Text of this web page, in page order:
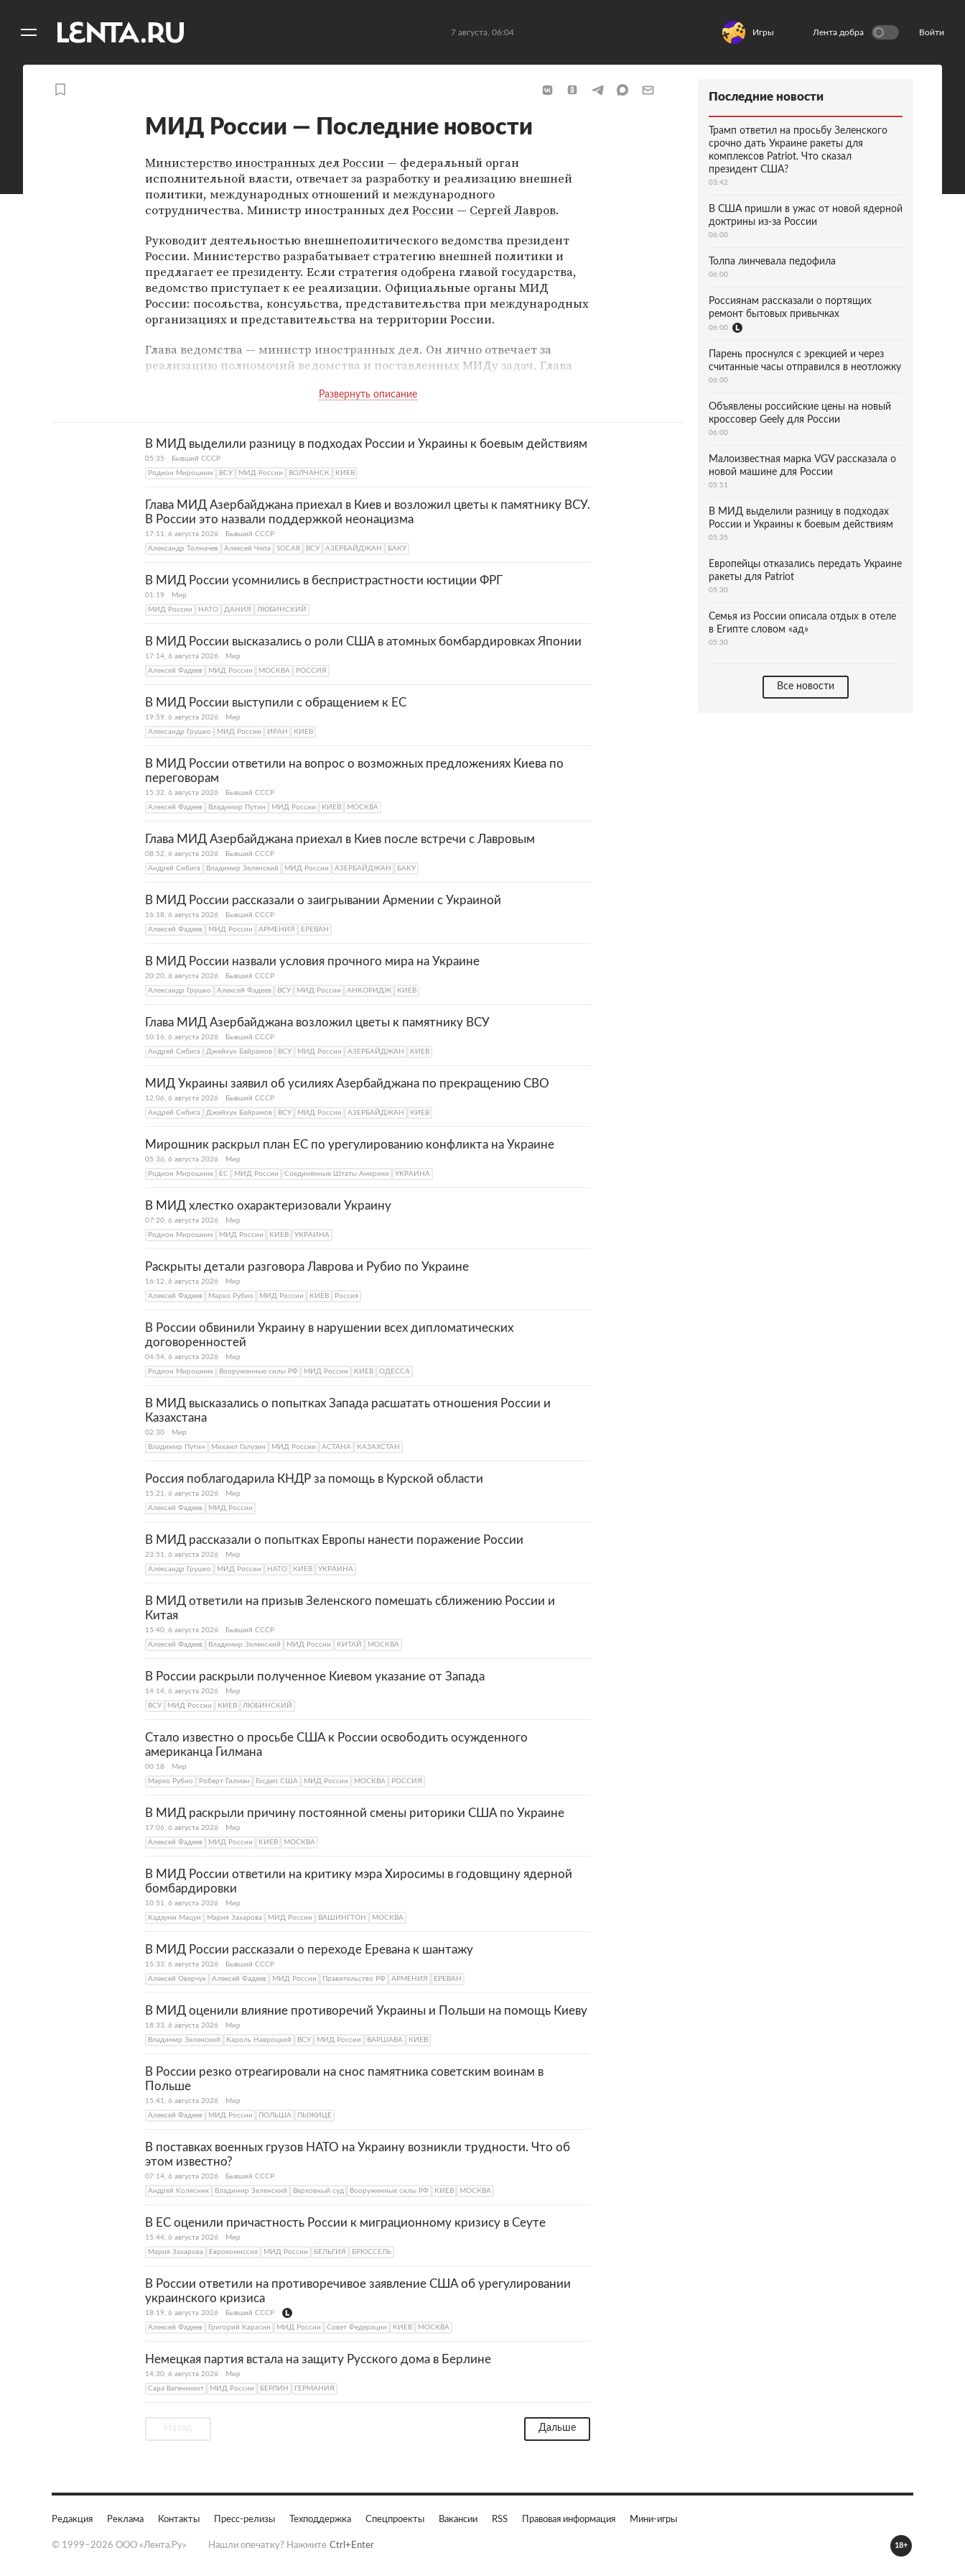
7 августа, 06:04 Игры Лента добра Войти
МИД России — Последние новости
Министерство иностранных дел России — федеральный орган
исполнительной власти, отвечает за разработку и реализацию внешней
политики, международных отношений и международного
сотрудничества. Министр иностранных делРоссии — Сергей Лавров.
Руководит деятельностью внешнеполитического ведомства президент
России. Министерство разрабатывает стратегию внешней политики и
предлагает ее президенту. Если стратегия одобрена главой государства,
ведомство приступает к ее реализации. Официальные органы МИД
России: посольства, консульства, представительства при международных
организациях и представительства на территории России.
Глава ведомства — министр иностранных дел. Он лично отвечает за
реализацию полномочий ведомства и поставленных МИДу задач. Глава
многосторонних переговорах, подписывает международные договоры.
В МИД выделили разницу в подходах России и Украины к боевым действиям
05:35
Бывший СССР
Родион Мирошник
ВСУ МИД России ВОЛЧАНСК КИЕВ
Глава МИД Азербайджана приехал в Киев и возложил цветы к памятнику ВСУ.
В России это назвали поддержкой неонацизма
17:11, 6 августа 2026
Бывший СССР
Александр Толмачев
Алексей Чепа SOCAR ВСУ АЗЕРБАЙДЖАН БАКУ
В МИД России усомнились в беспристрастности юстиции ФРГ
01:19
Мир
МИД России
НАТО ДАНИЯ ЛЮБИНСКИЙ
В МИД России высказались о роли США в атомных бомбардировках Японии
17:14, 6 августа 2026
Мир
Алексей Фадеев
МИД России МОСКВА РОССИЯ
В МИД России выступили с обращением к ЕС
19:59, 6 августа 2026
Мир
Александр Грушко
МИД России ИРАН КИЕВ
В МИД России ответили на вопрос о возможных предложениях Киева по
переговорам
15:32, 6 августа 2026
Бывший СССР
Алексей Фадеев
Владимир Путин МИД России КИЕВ МОСКВА
Глава МИД Азербайджана приехал в Киев после встречи с Лавровым
08:52, 6 августа 2026
Бывший СССР
Андрей Сибига
Владимир Зеленский МИД России АЗЕРБАЙДЖАН БАКУ
В МИД России рассказали о заигрывании Армении с Украиной
16:18, 6 августа 2026
Бывший СССР
Алексей Фадеев
МИД России АРМЕНИЯ ЕРЕВАН
В МИД России назвали условия прочного мира на Украине
20:20, 6 августа 2026
Бывший СССР
Александр Грушко
Алексей Фадеев ВСУ МИД России АНКОРИДЖ КИЕВ
Глава МИД Азербайджана возложил цветы к памятнику ВСУ
10:16, 6 августа 2026
Бывший СССР
Андрей Сибига
Джейхун Байрамов ВСУ МИД России АЗЕРБАЙДЖАН КИЕВ
МИД Украины заявил об усилиях Азербайджана по прекращению СВО
12:06, 6 августа 2026
Бывший СССР
Андрей Сибига
Джейхун Байрамов ВСУ МИД России АЗЕРБАЙДЖАН КИЕВ
Мирошник раскрыл план ЕС по урегулированию конфликта на Украине
05:36, 6 августа 2026
Мир
Родион Мирошник
ЕС МИД России Соединённые Штаты Америки УКРАИНА
В МИД хлестко охарактеризовали Украину
07:20, 6 августа 2026
Мир
Родион Мирошник
МИД России КИЕВ УКРАИНА
Раскрыты детали разговора Лаврова и Рубио по Украине
16:12, 6 августа 2026
Мир
Алексей Фадеев
Марко Рубио МИД России КИЕВ Россия
В России обвинили Украину в нарушении всех дипломатических
договоренностей
04:54, 6 августа 2026
Мир
Родион Мирошник
Вооруженные силы РФ МИД России КИЕВ ОДЕССА
В МИД высказались о попытках Запада расшатать отношения России и
Казахстана
02:30
Мир
Владимир Путин
Михаил Галузин МИД России АСТАНА КАЗАХСТАН
Россия поблагодарила КНДР за помощь в Курской области
15:21, 6 августа 2026
Мир
Алексей Фадеев
МИД России
В МИД рассказали о попытках Европы нанести поражение России
23:51, 6 августа 2026
Мир
Александр Грушко
МИД России НАТО КИЕВ УКРАИНА
В МИД ответили на призыв Зеленского помешать сближению России и
Китая
15:40, 6 августа 2026
Бывший СССР
Алексей Фадеев
Владимир Зеленский МИД России КИТАЙ МОСКВА
В России раскрыли полученное Киевом указание от Запада
14:14, 6 августа 2026
Мир
ВСУ
МИД России КИЕВ ЛЮБИНСКИЙ
Стало известно о просьбе США к России освободить осужденного
американца Гилмана
00:18
Мир
Марко Рубио
Роберт Гилман Госдеп США МИД России МОСКВА РОССИЯ
В МИД раскрыли причину постоянной смены риторики США по Украине
17:06, 6 августа 2026
Мир
Алексей Фадеев
МИД России КИЕВ МОСКВА
В МИД России ответили на критику мэра Хиросимы в годовщину ядерной
бомбардировки
10:51, 6 августа 2026
Мир
Кадзуми Мацуи
Мария Захарова МИД России ВАШИНГТОН МОСКВА
В МИД России рассказали о переходе Еревана к шантажу
15:33, 6 августа 2026
Бывший СССР
Алексей Оверчук
Алексей Фадеев МИД России Правительство РФ АРМЕНИЯ ЕРЕВАН
В МИД оценили влияние противоречий Украины и Польши на помощь Киеву
18:33, 6 августа 2026
Мир
Владимир Зеленский
Кароль Навроцкий ВСУ МИД России ВАРШАВА КИЕВ
В России резко отреагировали на снос памятника советским воинам в
Польше
15:41, 6 августа 2026
Мир
Алексей Фадеев
МИД России ПОЛЬША ПЫЖИЦЕ
В поставках военных грузов НАТО на Украину возникли трудности. Что об
этом известно?
07:14, 6 августа 2026
Бывший СССР
Андрей Колесник
Владимир Зеленский Верховный суд Вооруженные силы РФ КИЕВ МОСКВА
В ЕС оценили причастность России к миграционному кризису в Сеуте
15:44, 6 августа 2026
Мир
Мария Захарова
Еврокомиссия МИД России БЕЛЬГИЯ БРЮССЕЛЬ
В России ответили на противоречивое заявление США об урегулировании
украинского кризиса
18:19, 6 августа 2026
Бывший СССР
Алексей Фадеев
Григорий Карасин МИД России Совет Федерации КИЕВ МОСКВА
Немецкая партия встала на защиту Русского дома в Берлине
14:30, 6 августа 2026
Мир
Сара Вагенкнехт
МИД России БЕРЛИН ГЕРМАНИЯ
Дальше
Последние новости
Трамп ответил на просьбу Зеленского
срочно дать Украине ракеты для
комплексов Patriot. Что сказал
президент США?
03:42
В США пришли в ужас от новой ядерной
доктрины из-за России
06:00
Толпа линчевала педофила
06:00
Россиянам рассказали о портящих
ремонт бытовых привычках
06:00
Парень проснулся с эрекцией и через
считанные часы отправился в неотложку
06:00
Объявлены российские цены на новый
кроссовер Geely для России
06:00
Малоизвестная марка VGV рассказала о
новой машине для России
05:51
В МИД выделили разницу в подходах
России и Украины к боевым действиям
05:35
Европейцы отказались передать Украине
ракеты для Patriot
05:30
Семья из России описала отдых в отеле
в Египте словом «ад»
05:30
Все новости
Редакция Реклама Контакты Пресс-релизы Техподдержка Спецпроекты Вакансии RSS Правовая информация Мини-игры
© 1999–2026 ООО «Лента.Ру» Нашли опечатку? Нажмите Ctrl+Enter 18+